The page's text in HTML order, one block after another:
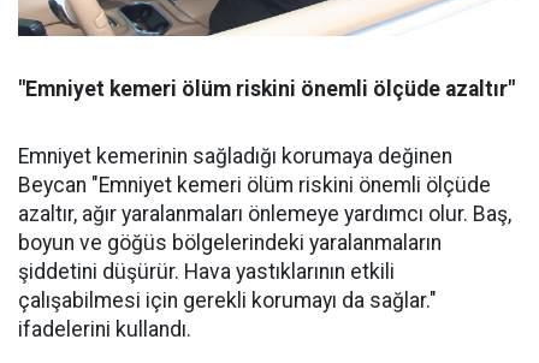
"Emniyet kemeri ölüm riskini önemli ölçüde azaltır"
Emniyet kemerinin sağladığı korumaya değinen
Beycan "Emniyet kemeri ölüm riskini önemli ölçüde
azaltır, ağır yaralanmaları önlemeye yardımcı olur. Baş,
boyun ve göğüs bölgelerindeki yaralanmaların
şiddetini düşürür. Hava yastıklarının etkili
çalışabilmesi için gerekli korumayı da sağlar."
ifadelerini kullandı.